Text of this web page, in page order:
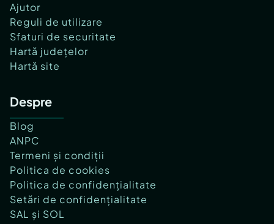
Ajutor
Reguli de utilizare
Sfaturi de securitate
Hartă județelor
Hartă site
Despre
Blog
ANPC
Termeni și condiții
Politica de cookies
Politica de confidențialitate
Setări de confidențialitate
SAL și SOL